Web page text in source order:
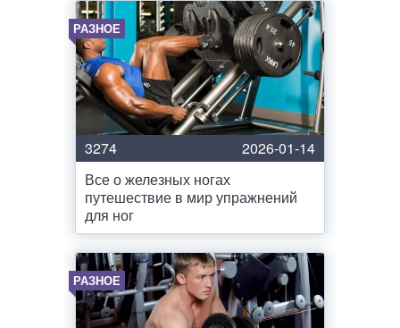
РАЗНОЕ
3274
2026-01-14
Все о железных ногах
путешествие в мир упражнений
для ног
РАЗНОЕ